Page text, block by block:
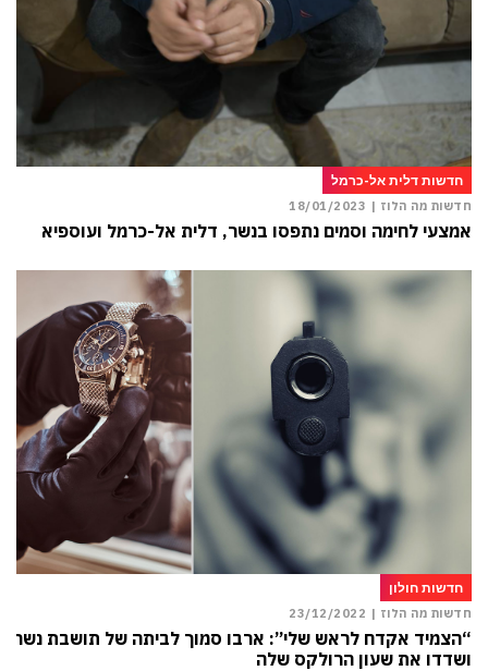
חדשות דלית אל-כרמל
חדשות מה הלוז | 18/01/2023
אמצעי לחימה וסמים נתפסו בנשר, דלית אל-כרמל ועוספיא
חדשות חולון
חדשות מה הלוז | 23/12/2022
“הצמיד אקדח לראש שלי”: ארבו סמוך לביתה של תושבת נשר
ושדדו את שעון הרולקס שלה